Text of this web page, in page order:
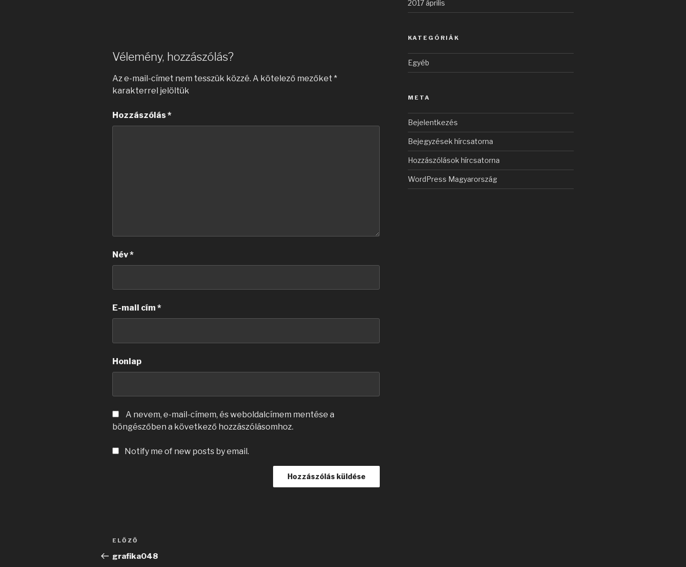
Vélemény, hozzászólás?
Az e-mail-címet nem tesszük közzé. A kötelező mezőket *
karakterrel jelöltük
Hozzászólás*
Név*
E-mail cím*
Honlap
A nevem, e-mail-címem, és weboldalcímem mentése a
böngészőben a következő hozzászólásomhoz.
Notify me of new posts by email.
Bejegyzés
navigáció
Korábbi
bejegyzés
ELŐZŐ
grafika048
2017 április
KATEGÓRIÁK
Egyéb
META
Bejelentkezés
Bejegyzések hírcsatorna
Hozzászólások hírcsatorna
WordPress Magyarország